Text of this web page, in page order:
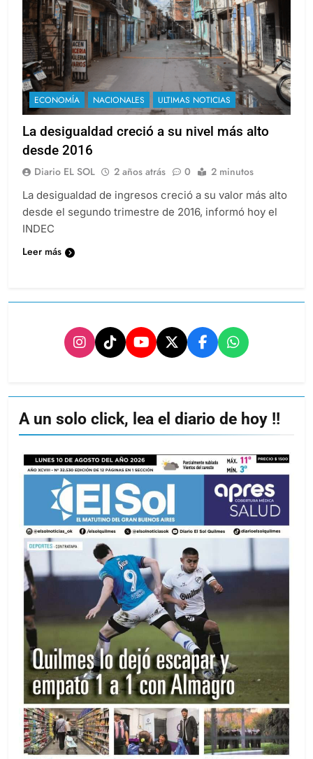
ECONOMÍA NACIONALES ULTIMAS NOTICIAS
La desigualdad creció a su nivel más alto
desde 2016
Diario EL SOL 2 años atrás 0 2 minutos
La desigualdad de ingresos creció a su valor más alto
desde el segundo trimestre de 2016, informó hoy el
INDEC
Leer más
A un solo click, lea el diario de hoy !!